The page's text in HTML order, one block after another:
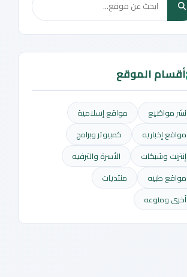
أقسام الموقع
نشر مواضيع
مواقع إسلامية
مواقع إخباريه
كمبيوتر وبرامج
إنترنت وشبكات
الأسرة والترفيه
مواقع طبيه
منتديات
أخرى ومنوعه